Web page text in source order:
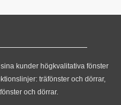
kunder högkvalitativa fönster
träfönster och dörrar,
och dörrar.